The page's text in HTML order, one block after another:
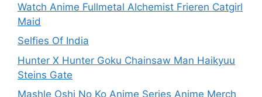
Watch Anime Fullmetal Alchemist Frieren Catgirl
Maid
Selfies Of India
Hunter X Hunter Goku Chainsaw Man Haikyuu
Steins Gate
Mashle Oshi No Ko Anime Series Anime Merch